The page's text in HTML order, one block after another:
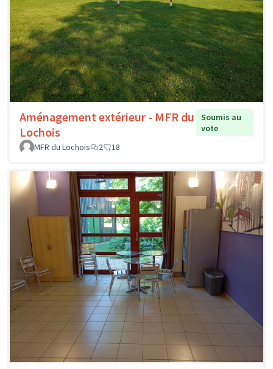
Aménagement extérieur - MFR du
Lochois
Soumis au
vote
MFR du Lochois
2 18